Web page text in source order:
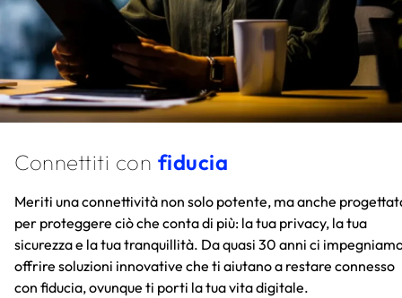
Connettiti con fiducia
Meriti una connettività non solo potente, ma anche
per proteggere ciò che conta di più: la tua privacy, la tua
sicurezza e la tua tranquillità. Da quasi 30 anni ci
offrire soluzioni innovative che ti aiutano a restare connesso
con fiducia, ovunque ti porti la tua vita digitale.